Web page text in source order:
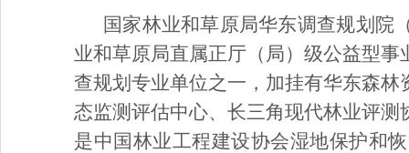
国家林业和草原局华东调查规划院
业和草原局直属正厅（局）级公益型
查规划专业单位之一，加挂有华东森
态监测评估中心、长三角现代林业评
是中国林业工程建设协会湿地保护和